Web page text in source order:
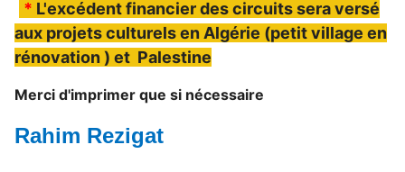
* L'excédent financier des circuits sera versé
aux projets culturels en Algérie (petit village en
rénovation ) et Palestine
Merci d'imprimer que si nécessaire
Rahim Rezigat